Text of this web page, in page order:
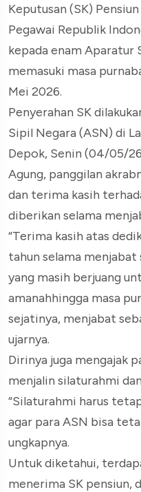
Keputusan (SK)
Pegawai Republik
kepada enam Aparatur
memasuki masa
Mei 2026.
Penyerahan SK
Sipil Negara (ASN) di
Depok, Senin (04/05/
Agung, panggilan
dan terima kasih
diberikan selama
“Terima kasih atas
tahun selama menjabat
yang masih berjuang
amanahhingga masa
sejatinya, menjabat
ujarnya.
Dirinya juga mengajak
menjalin silaturahmi
“Silaturahmi harus
agar para ASN bisa
ungkapnya.
Untuk diketahui,
menerima SK pensiun,